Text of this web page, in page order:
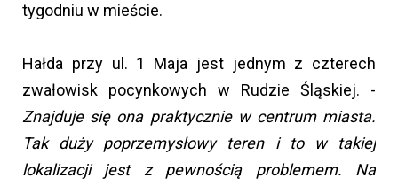
tygodniu w mieście.
Hałda przy ul. 1 Maja jest jednym z czterech
zwałowisk pocynkowych w Rudzie Śląskiej. -
Znajduje się ona praktycznie w centrum miasta.
Tak duży poprzemysłowy teren i to w takiej
lokalizacji jest z pewnością problemem. Na